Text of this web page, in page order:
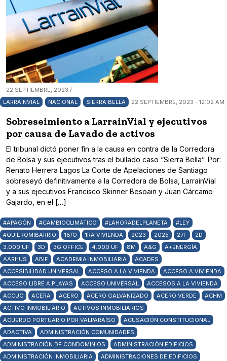
22 SEPTIEMBRE, 2023 /
LARRAINVIAL
NACIONAL SIERRA BELLA 22 SEPTIEMBRE, 2023 - 12:02 AM
Sobreseimiento a LarrainVial y ejecutivos
por causa de Lavado de activos
El tribunal dictó poner fin a la causa en contra de la Corredora
de Bolsa y sus ejecutivos tras el bullado caso “Sierra Bella”. Por:
Renato Herrera Lagos La Corte de Apelaciones de Santiago
sobreseyó definitivamente a la Corredora de Bolsa, LarrainVial
y a sus ejecutivos Francisco Skinner Besoain y Juan Cárcamo
Gajardo, en el […]
#APAGÓN #CAMBIOCLIMÁTICO #LAHORADELPLANETA
#LEY
#QUIEROMIBARRIO
18/O 1RA VIVIENDA 2023 2025 27F
2D
3.000 UF
3D 3G OFFICE 4.000 UF 8M A&G
A+ENERGÍA
AARHUS
ABIF ACADEMIA INMOBILIARIA
ACADES
ACCESIBILIDAD UNIVERSAL
ACCESO A LA VIVIENDA
ACCESO A VIVIENDA
ACCESO LIBRE A PLAYAS
ACCESO UNIVERSAL
ACCESOS A LA VIVIENDA
ACCUC
ACERA ACERO ACERO GALVANIZADO ACERO VERDE
ACHM
ACTIVO INMOBILIARIO
ACTIVOS INMOBILIARIOS
ACUERDO PORTUARIO POR VALPARAÍSO
ACUSACIÓN CONSTITUCIONAL
ADACTIVA
ADMINISTRACIÓN COMUNIDADES
ADMINISTRACIÓN DE CONDOMINIOS
ADMINISTRACIÓN EDIFICIOS
ADMINISTRACIÓN INMOBILIARIA
ADMINISTRACIONES DE EDIFICIOS